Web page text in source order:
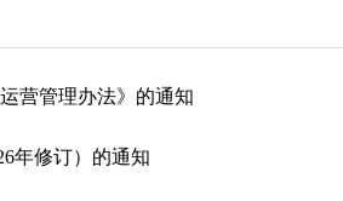
营管理办法》的通知
年修订）的通知